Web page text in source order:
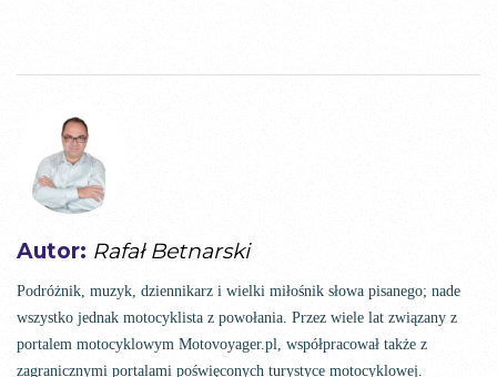
Autor: Rafał Betnarski
Podróżnik, muzyk, dziennikarz i wielki miłośnik słowa pisanego; nade
wszystko jednak motocyklista z powołania. Przez wiele lat związany z
portalem motocyklowym Motovoyager.pl, współpracował także z
zagranicznymi portalami poświęconych turystyce motocyklowej.